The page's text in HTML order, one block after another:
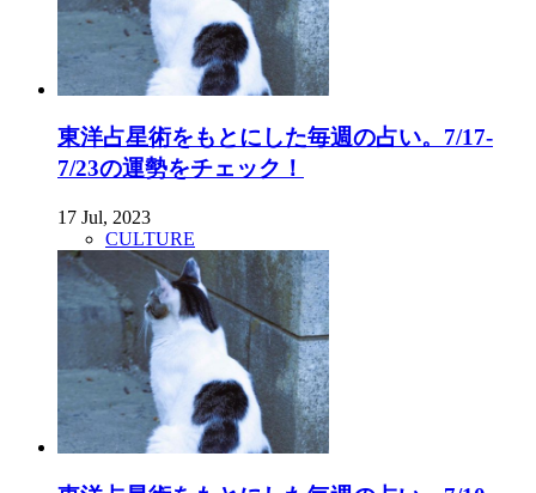
東洋占星術をもとにした毎週の占い。7/17-
7/23の運勢をチェック！
17 Jul, 2023
CULTURE